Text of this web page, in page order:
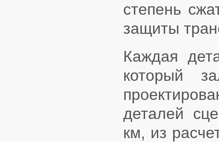
степень
защиты
Каждая
который
деталей
км, из